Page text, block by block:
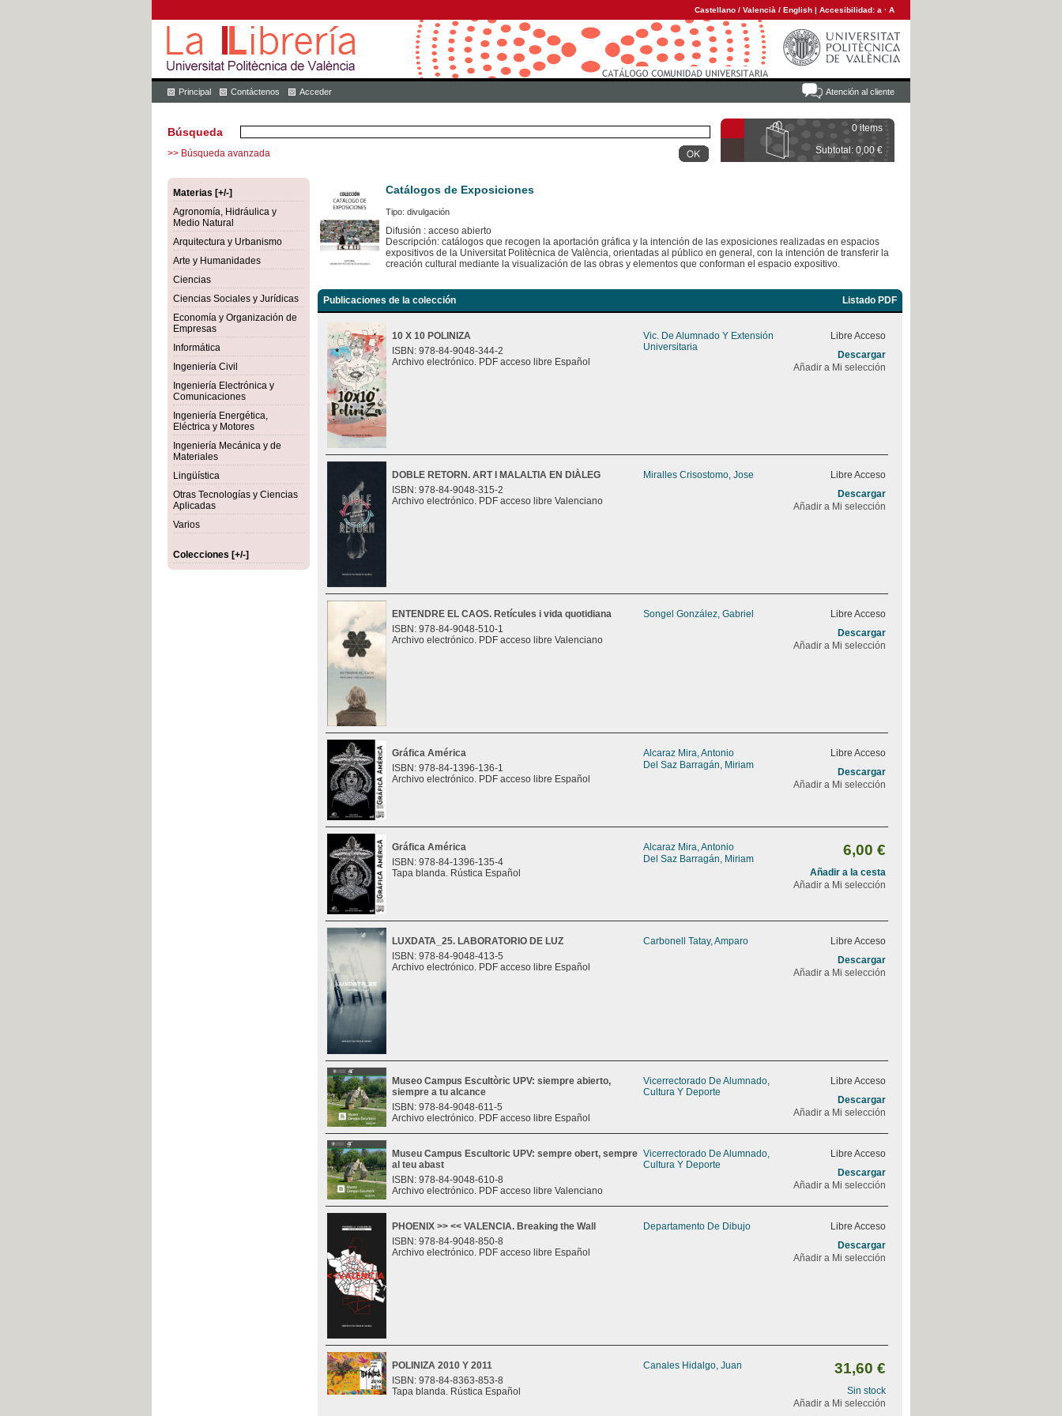
Castellano / Valencià / English | Accesibilidad: a · A
Atención al cliente
Principal Contáctenos Acceder
0 items
Subtotal: 0,00 €
Búsqueda
>> Búsqueda avanzada
Materias [+/-]
Agronomía, Hidráulica y
Medio Natural
Arquitectura y Urbanismo
Arte y Humanidades
Ciencias
Ciencias Sociales y Jurídicas
Economía y Organización de
Empresas
Informática
Ingeniería Civil
Ingeniería Electrónica y
Comunicaciones
Ingeniería Energética,
Eléctrica y Motores
Ingeniería Mecánica y de
Materiales
Lingüística
Otras Tecnologías y Ciencias
Aplicadas
Varios
Colecciones [+/-]
Catálogos de Exposiciones
Tipo: divulgación
Difusión : acceso abierto
Descripción: catálogos que recogen la aportación gráfica y la intención de las exposiciones realizadas en espacios
expositivos de la Universitat Politècnica de València, orientadas al público en general, con la intención de transferir la
creación cultural mediante la visualización de las obras y elementos que conforman el espacio expositivo.
Publicaciones de la colección Listado PDF
10 X 10 POLINIZA
ISBN: 978-84-9048-344-2
Archivo electrónico. PDF acceso libre Español
Vic. De Alumnado Y Extensión
Universitaria
Libre Acceso
Descargar
Añadir a Mi selección
DOBLE RETORN. ART I MALALTIA EN DIÀLEG
ISBN: 978-84-9048-315-2
Archivo electrónico. PDF acceso libre Valenciano
Miralles Crisostomo, Jose
Libre Acceso
Descargar
Añadir a Mi selección
ENTENDRE EL CAOS. Retícules i vida quotidiana
ISBN: 978-84-9048-510-1
Archivo electrónico. PDF acceso libre Valenciano
Songel González, Gabriel
Libre Acceso
Descargar
Añadir a Mi selección
Gráfica América
ISBN: 978-84-1396-136-1
Archivo electrónico. PDF acceso libre Español
Alcaraz Mira, Antonio
Del Saz Barragán, Miriam
Libre Acceso
Descargar
Añadir a Mi selección
Gráfica América
ISBN: 978-84-1396-135-4
Tapa blanda. Rústica Español
Alcaraz Mira, Antonio
Del Saz Barragán, Miriam
6,00 €
Añadir a la cesta
Añadir a Mi selección
LUXDATA_25. LABORATORIO DE LUZ
ISBN: 978-84-9048-413-5
Archivo electrónico. PDF acceso libre Español
Carbonell Tatay, Amparo
Libre Acceso
Descargar
Añadir a Mi selección
Museo Campus Escultòric UPV: siempre abierto,
siempre a tu alcance
ISBN: 978-84-9048-611-5
Archivo electrónico. PDF acceso libre Español
Vicerrectorado De Alumnado,
Cultura Y Deporte
Libre Acceso
Descargar
Añadir a Mi selección
Museu Campus Escultoric UPV: sempre obert, sempre
al teu abast
ISBN: 978-84-9048-610-8
Archivo electrónico. PDF acceso libre Valenciano
Vicerrectorado De Alumnado,
Cultura Y Deporte
Libre Acceso
Descargar
Añadir a Mi selección
PHOENIX >> << VALENCIA. Breaking the Wall
ISBN: 978-84-9048-850-8
Archivo electrónico. PDF acceso libre Español
Departamento De Dibujo
Libre Acceso
Descargar
Añadir a Mi selección
POLINIZA 2010 Y 2011
ISBN: 978-84-8363-853-8
Tapa blanda. Rústica Español
Canales Hidalgo, Juan 31,60 €
Sin stock
Añadir a Mi selección